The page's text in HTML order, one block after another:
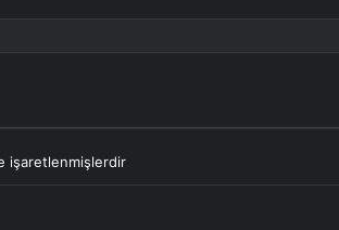
işaretlenmişlerdir